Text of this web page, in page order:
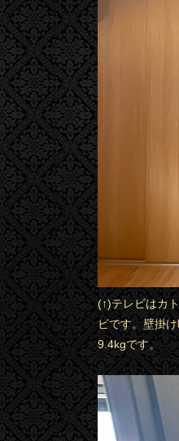
(↑)テレビはカ
ビです。壁掛
9.4kgです。